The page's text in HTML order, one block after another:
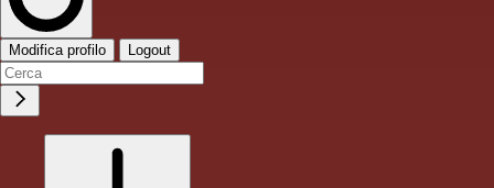
Modifica profilo Logout